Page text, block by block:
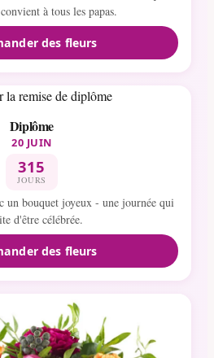
à tous les papas.
des fleurs
Diplôme
20 JUIN
315
JOURS
un bouquet joyeux - une journée qui
d'être célébrée.
des fleurs